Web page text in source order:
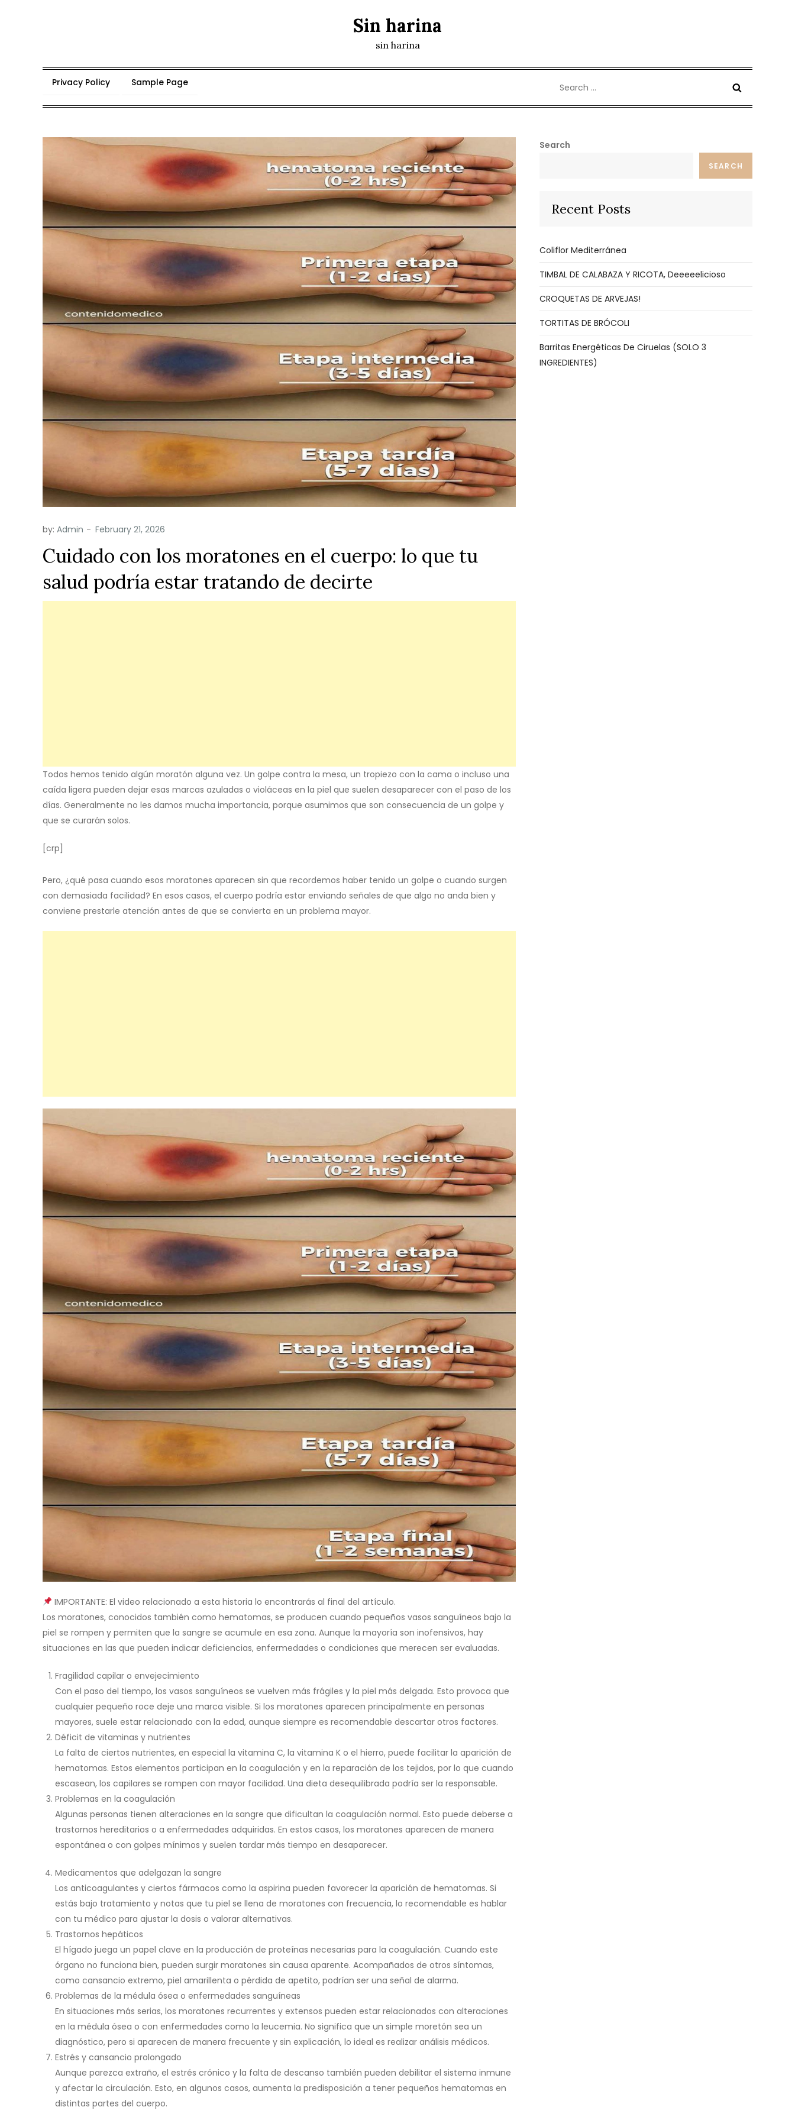
Sin harina
sin harina
Privacy Policy Sample Page
for:
by: Admin
Cuidado con los moratones en el cuerpo: lo que tu
salud podría estar tratando de decirte
Todos hemos tenido algún moratón alguna vez. Un golpe contra la mesa, un tropiezo con la cama o incluso una
caída ligera pueden dejar esas marcas azuladas o violáceas en la piel que suelen desaparecer con el paso de los
días. Generalmente no les damos mucha importancia, porque asumimos que son consecuencia de un golpe y
que se curarán solos.
[crp]
Pero, ¿qué pasa cuando esos moratones aparecen sin que recordemos haber tenido un golpe o cuando surgen
con demasiada facilidad? En esos casos, el cuerpo podría estar enviando señales de que algo no anda bien y
conviene prestarle atención antes de que se convierta en un problema mayor.
IMPORTANTE: El video relacionado a esta historia lo encontrarás al final del artículo.
Los moratones, conocidos también como hematomas, se producen cuando pequeños vasos sanguíneos bajo la
piel se rompen y permiten que la sangre se acumule en esa zona. Aunque la mayoría son inofensivos, hay
situaciones en las que pueden indicar deficiencias, enfermedades o condiciones que merecen ser evaluadas.
Fragilidad capilar o envejecimiento
Con el paso del tiempo, los vasos sanguíneos se vuelven más frágiles y la piel más delgada. Esto provoca que
cualquier pequeño roce deje una marca visible. Si los moratones aparecen principalmente en personas
mayores, suele estar relacionado con la edad, aunque siempre es recomendable descartar otros factores.
Déficit de vitaminas y nutrientes
La falta de ciertos nutrientes, en especial la vitamina C, la vitamina K o el hierro, puede facilitar la aparición de
hematomas. Estos elementos participan en la coagulación y en la reparación de los tejidos, por lo que cuando
escasean, los capilares se rompen con mayor facilidad. Una dieta desequilibrada podría ser la responsable.
Problemas en la coagulación
Algunas personas tienen alteraciones en la sangre que dificultan la coagulación normal. Esto puede deberse a
trastornos hereditarios o a enfermedades adquiridas. En estos casos, los moratones aparecen de manera
espontánea o con golpes mínimos y suelen tardar más tiempo en desaparecer.
Medicamentos que adelgazan la sangre
Los anticoagulantes y ciertos fármacos como la aspirina pueden favorecer la aparición de hematomas. Si
estás bajo tratamiento y notas que tu piel se llena de moratones con frecuencia, lo recomendable es hablar
con tu médico para ajustar la dosis o valorar alternativas.
Trastornos hepáticos
El hígado juega un papel clave en la producción de proteínas necesarias para la coagulación. Cuando este
órgano no funciona bien, pueden surgir moratones sin causa aparente. Acompañados de otros síntomas,
como cansancio extremo, piel amarillenta o pérdida de apetito, podrían ser una señal de alarma.
Problemas de la médula ósea o enfermedades sanguíneas
En situaciones más serias, los moratones recurrentes y extensos pueden estar relacionados con alteraciones
en la médula ósea o con enfermedades como la leucemia. No significa que un simple moretón sea un
diagnóstico, pero si aparecen de manera frecuente y sin explicación, lo ideal es realizar análisis médicos.
Estrés y cansancio prolongado
Aunque parezca extraño, el estrés crónico y la falta de descanso también pueden debilitar el sistema inmune
y afectar la circulación. Esto, en algunos casos, aumenta la predisposición a tener pequeños hematomas en
distintas partes del cuerpo.
Search
SEARCH
Recent Posts
Coliflor Mediterránea
TIMBAL DE CALABAZA Y RICOTA, Deeeeelicioso
CROQUETAS DE ARVEJAS!
TORTITAS DE BRÓCOLI
Barritas Energéticas De Ciruelas (SOLO 3
INGREDIENTES)